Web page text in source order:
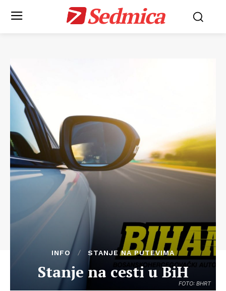
Sedmica
FOTO: BHRT
INFO STANJE NA PUTEVIMA
Stanje na cesti u BiH